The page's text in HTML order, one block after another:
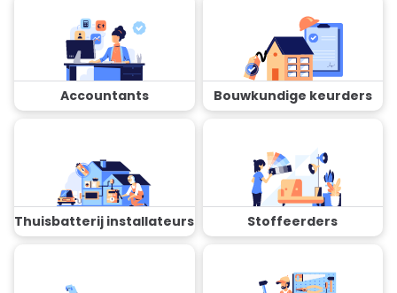
Accountants Bouwkundige keurders
Thuisbatterij installateurs Stoffeerders